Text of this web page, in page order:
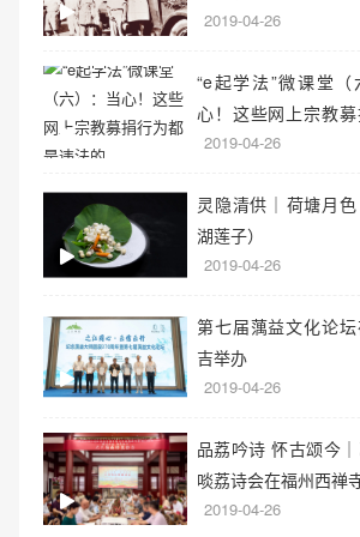
2019-04-26
“e起学法”微课堂（
心！这些网上宗教
是违法的
2019-04-26
灵隐清供｜​荷塘月
湖莲子）
2019-04-26
第七届蕅益文化论
吉举办
2019-04-26
品荔吟诗 怀古颂今
啖荔诗会在福州西禅
2019-04-26